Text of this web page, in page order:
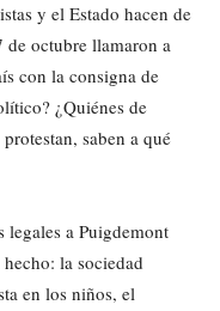
y el Estado hacen de
de octubre llamaron a
con la consigna de
¿Quiénes de
saben a qué
a Puigdemont
la sociedad
en los niños, el